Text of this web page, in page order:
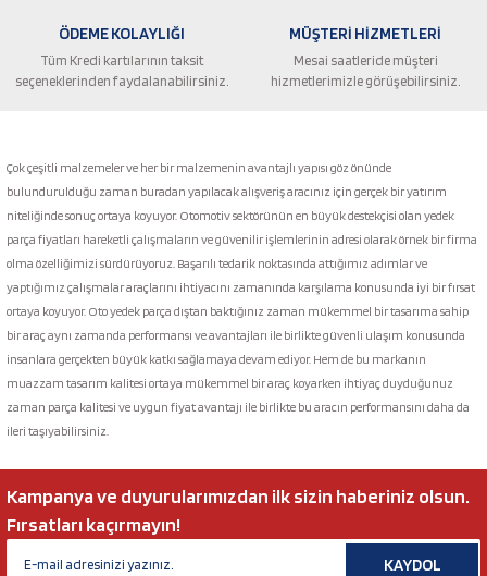
Gönder
ÖDEME KOLAYLIĞI
Tüm Kredi kartılarının taksit
seçeneklerinden faydalanabilirsiniz.
MÜŞTERİ HİZMETLERİ
Mesai saatleride müşteri
hizmetlerimizle görüşebilirsiniz.
Çok çeşitli malzemeler ve her bir malzemenin avantajlı yapısı göz önünde
bulundurulduğu zaman buradan yapılacak alışveriş aracınız için gerçek bir yatırım
niteliğinde sonuç ortaya koyuyor. Otomotiv sektörünün en büyük destekçisi olan yedek
parça fiyatları hareketli çalışmaların ve güvenilir işlemlerinin adresi olarak örnek bir firma
olma özelliğimizi sürdürüyoruz. Başarılı tedarik noktasında attığımız adımlar ve
yaptığımız çalışmalar araçlarını ihtiyacını zamanında karşılama konusunda iyi bir fırsat
ortaya koyuyor. Oto yedek parça dıştan baktığınız zaman mükemmel bir tasarıma sahip
bir araç aynı zamanda performansı ve avantajları ile birlikte güvenli ulaşım konusunda
insanlara gerçekten büyük katkı sağlamaya devam ediyor. Hem de bu markanın
muazzam tasarım kalitesi ortaya mükemmel bir araç koyarken ihtiyaç duyduğunuz
zaman parça kalitesi ve uygun fiyat avantajı ile birlikte bu aracın performansını daha da
ileri taşıyabilirsiniz.
Kampanya ve duyurularımızdan ilk sizin haberiniz olsun.
Fırsatları kaçırmayın!
KAYDOL